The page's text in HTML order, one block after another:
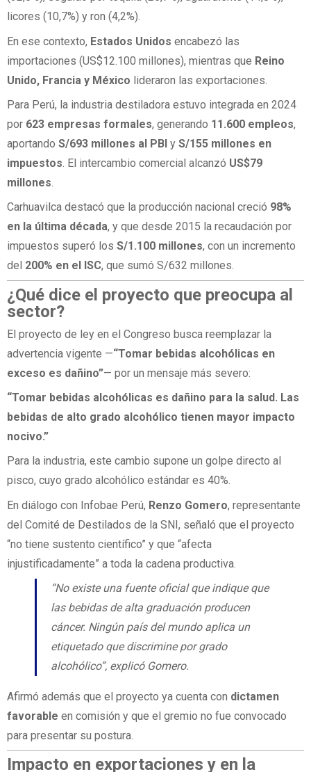
licores (10,7%) y ron (4,2%).
En ese contexto, Estados Unidos encabezó las
importaciones (US$12.100 millones), mientras que Reino
Unido, Francia y México lideraron las exportaciones.
Para Perú, la industria destiladora estuvo integrada en 2024
por 623 empresas formales, generando 11.600 empleos,
aportando S/693 millones al PBI y S/155 millones en
impuestos. El intercambio comercial alcanzó US$79
millones.
Carhuavilca destacó que la producción nacional creció 98%
en la última década, y que desde 2015 la recaudación por
impuestos superó los S/1.100 millones, con un incremento
del 200% en el ISC, que sumó S/632 millones.
¿Qué dice el proyecto que preocupa al
sector?
El proyecto de ley en el Congreso busca reemplazar la
advertencia vigente —“Tomar bebidas alcohólicas en
exceso es dañino”— por un mensaje más severo:
“Tomar bebidas alcohólicas es dañino para la salud. Las
bebidas de alto grado alcohólico tienen mayor impacto
nocivo.”
Para la industria, este cambio supone un golpe directo al
pisco, cuyo grado alcohólico estándar es 40%.
En diálogo con Infobae Perú, Renzo Gomero, representante
del Comité de Destilados de la SNI, señaló que el proyecto
“no tiene sustento científico” y que “afecta
injustificadamente” a toda la cadena productiva.
“No existe una fuente oficial que indique que
las bebidas de alta graduación producen
cáncer. Ningún país del mundo aplica un
etiquetado que discrimine por grado
alcohólico”, explicó Gomero.
Afirmó además que el proyecto ya cuenta con dictamen
favorable en comisión y que el gremio no fue convocado
para presentar su postura.
Impacto en exportaciones y en la